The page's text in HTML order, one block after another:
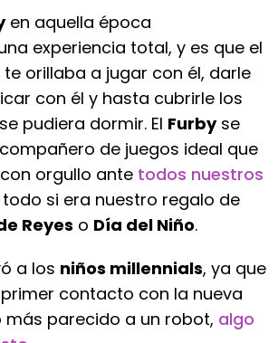
en aquella época
experiencia total, y es que el
orillaba a jugar con él, darle
con él y hasta cubrirle los
pudiera dormir. El Furbyse
de juegos ideal que
orgullo ante todos nuestros
si era nuestro regalo de
Reyes o Día del Niño.
a los niños millennials, ya que
contacto con la nueva
parecido a un robot, algo